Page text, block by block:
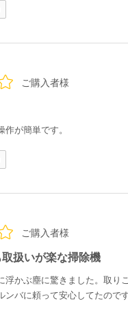
ご購入者様
作が簡単です。
ご購入者様
扱いが楽な掃除機
浮かぶ塵に驚きました。取り
ンバに頼って安心してたので